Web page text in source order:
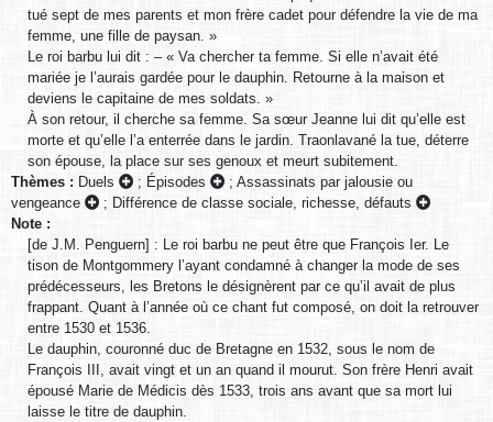
tué sept de mes parents et mon frère cadet pour défendre la vie de ma
femme, une fille de paysan. »
Le roi barbu lui dit : – « Va chercher ta femme. Si elle n’avait été
mariée je l’aurais gardée pour le dauphin. Retourne à la maison et
deviens le capitaine de mes soldats. »
À son retour, il cherche sa femme. Sa sœur Jeanne lui dit qu’elle est
morte et qu’elle l’a enterrée dans le jardin. Traonlavané la tue, déterre
son épouse, la place sur ses genoux et meurt subitement.
Thèmes : Duels ; Épisodes ; Assassinats par jalousie ou
vengeance
; Différence de classe sociale, richesse, défauts
Note :
[de J.M. Penguern] : Le roi barbu ne peut être que François Ier. Le
tison de Montgommery l’ayant condamné à changer la mode de ses
prédécesseurs, les Bretons le désignèrent par ce qu’il avait de plus
frappant. Quant à l’année où ce chant fut composé, on doit la retrouver
entre 1530 et 1536.
Le dauphin, couronné duc de Bretagne en 1532, sous le nom de
François III, avait vingt et un an quand il mourut. Son frère Henri avait
épousé Marie de Médicis dès 1533, trois ans avant que sa mort lui
laisse le titre de dauphin.